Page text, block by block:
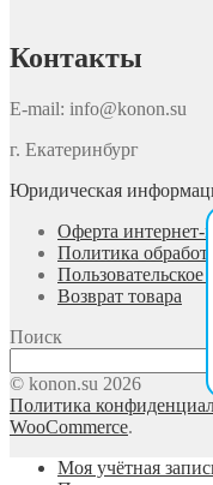
Контакты
E-mail: info@konon.su
г. Екатеринбург
Юридическая
Оферта интернет-
Политика
Пользовательское
Возврат товара
Поиск
© konon.su 2026
Политика
WooCommerce.
Моя учётная